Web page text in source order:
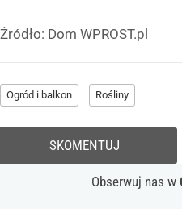
Źródło: Dom WPROST.pl
Ogród i balkon Rośliny
Obserwuj nas w
SKOMENTUJ